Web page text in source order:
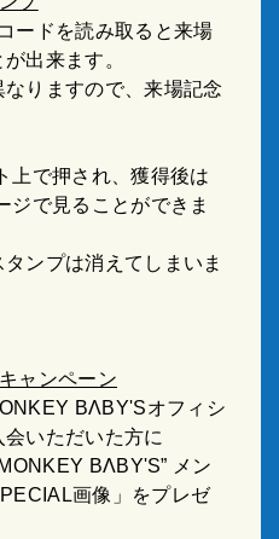
ードを読み取ると来場
出来ます。
りますので、来場記念
上で押され、獲得後は
ジで見ることができま
ンプは消えてしまいま
ャンペーン
BΛBY'Sオフィシ
いただいた方に
BΛBY'S” メン
画像」をプレゼ